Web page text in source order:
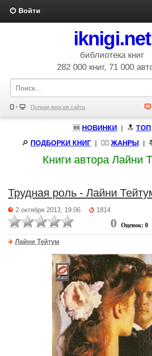
Войти
iknigi.net
библиотека книг
282 000 книг, 71 000
Полная версия сайта
🆕 НОВИНКИ | 🔝 ТОП
🔎 ПОДБОРКИ КНИГ| 🧝‍♀️ ЖАНРЫ |
Книги автора Лайни
Трудная роль - Лайни
2 октября 2013, 19:06 1814
0 Оценок: 0
Лайни Тейтум